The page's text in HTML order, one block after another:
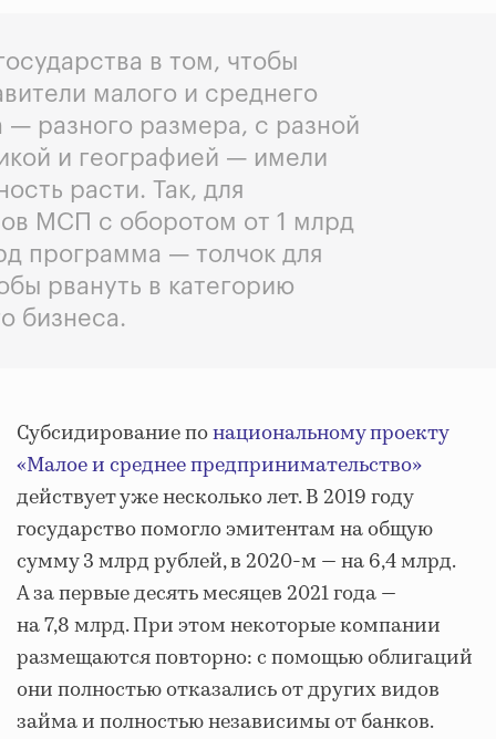
в том, чтобы
малого и среднего
— разного размера, с разной
и географией — имели
расти. Так, для
МСП с оборотом от 1 млрд
программа — толчок для
рвануть в категорию
бизнеса.
Субсидирование понациональному проекту
«Малое и среднее предпринимательство»
действует уже несколько лет. В 2019 году
государство помогло эмитентам на общую
сумму 3 млрд рублей, в 2020-м — на 6,4 млрд.
А за первые десять месяцев 2021 года —
на 7,8 млрд. При этом некоторые компании
размещаются повторно: с помощью облигаций
они полностью отказались от других видов
займа и полностью независимы от банков.